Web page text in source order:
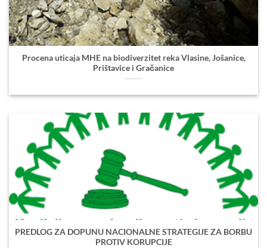
Procena uticaja MHE na biodiverzitet reka Vlasine, Jošanice,
Prištavice i Gračanice
PREDLOG ZA DOPUNU NACIONALNE STRATEGIJE ZA BORBU
PROTIV KORUPCIJE